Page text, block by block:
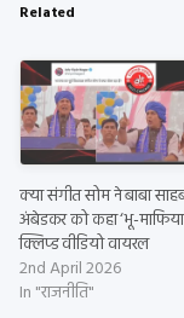
Related
क्या संगीत सोम ने बाबा
अंबेडकर को कहा ‘भू-
क्लिप्ड वीडियो वायरल
2nd April 2026
In "राजनीति"